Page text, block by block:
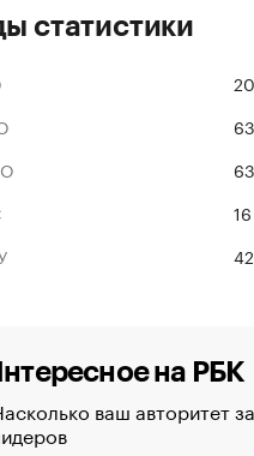
статистики
16
на РБК
ваш авторитет